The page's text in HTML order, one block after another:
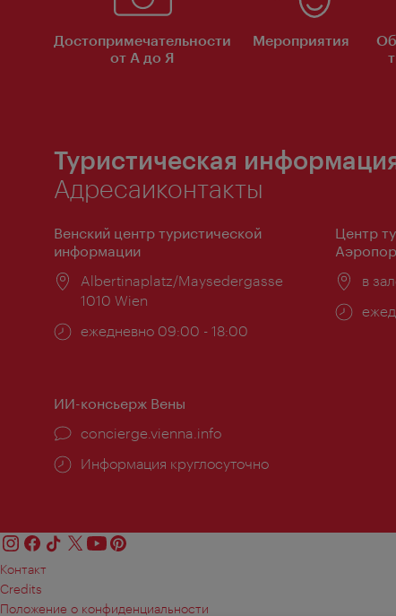
Достопримечательности
от А до Я
Мероприятия
Туристическая
Адресаиконтакты
Венский центр туристической
информации
Расположение:
Albertinaplatz/Maysedergasse
1010 Wien
Часы
ежедневно 09:00 - 18:00
Центр
в
Часы
ИИ-консьерж Вены
concierge.vienna.info
Информация круглосуточно
Контакт
Credits
Положение о конфиденциальности